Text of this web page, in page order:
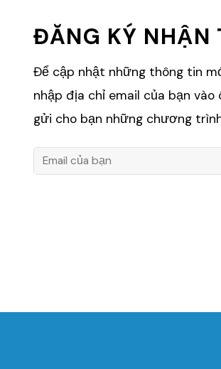
ĐĂNG KÝ NHẬN
Để cập nhật những thông tin
nhập địa chỉ email của bạn
gửi cho bạn những chương